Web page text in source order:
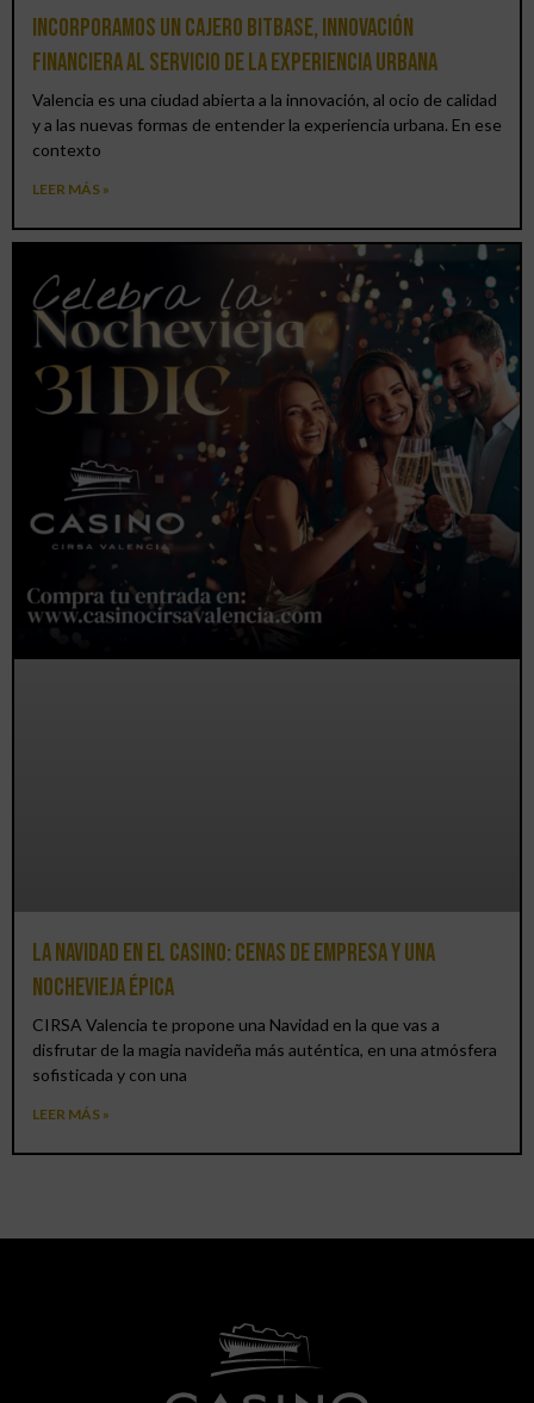
Incorporamos un cajero BitBase, innovación
financiera al servicio de la experiencia urbana
Valencia es una ciudad abierta a la innovación, al ocio de calidad
y a las nuevas formas de entender la experiencia urbana. En ese
contexto
LEER MÁS »
La Navidad en el Casino: cenas de empresa y una
Nochevieja épica
CIRSA Valencia te propone una Navidad en la que vas a
disfrutar de la magia navideña más auténtica, en una atmósfera
sofisticada y con una
LEER MÁS »